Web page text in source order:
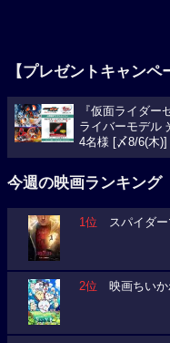
【プレゼントキャンペ
『仮面ライダ
ライバーモデル
4名様 [〆8/6(木)]
今週の映画ランキング
1位 スパイダー
2位 映画ちいか